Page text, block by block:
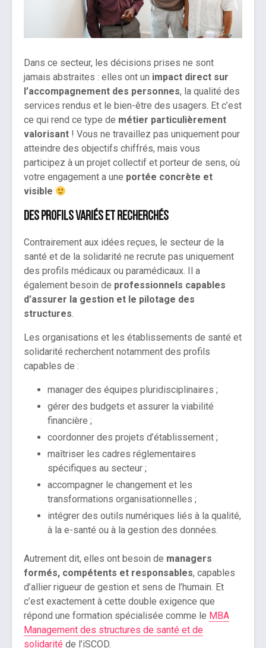
Dans ce secteur, les décisions prises ne sont
jamais abstraites : elles ont un impact direct sur
l’accompagnement des personnes, la qualité des
services rendus et le bien-être des usagers. Et c’est
ce qui rend ce type de métier particulièrement
valorisant ! Vous ne travaillez pas uniquement pour
atteindre des objectifs chiffrés, mais vous
participez à un projet collectif et porteur de sens, où
votre engagement a une portée concrète et
visible
Des profils variés et recherchés
Contrairement aux idées reçues, le secteur de la
santé et de la solidarité ne recrute pas uniquement
des profils médicaux ou paramédicaux. Il a
également besoin de professionnels capables
d’assurer la gestion et le pilotage des
structures.
Les organisations et les établissements de santé et
solidarité recherchent notamment des profils
capables de :
manager des équipes pluridisciplinaires ;
gérer des budgets et assurer la viabilité
financière ;
coordonner des projets d’établissement ;
maîtriser les cadres réglementaires
spécifiques au secteur ;
accompagner le changement et les
transformations organisationnelles ;
intégrer des outils numériques liés à la qualité,
à la e-santé ou à la gestion des données.
Autrement dit, elles ont besoin de managers
formés, compétents et responsables, capables
d’allier rigueur de gestion et sens de l’humain. Et
c’est exactement à cette double exigence que
répond une formation spécialisée comme le MBA
Management des structures de santé et de
solidarité de l’iSCOD.